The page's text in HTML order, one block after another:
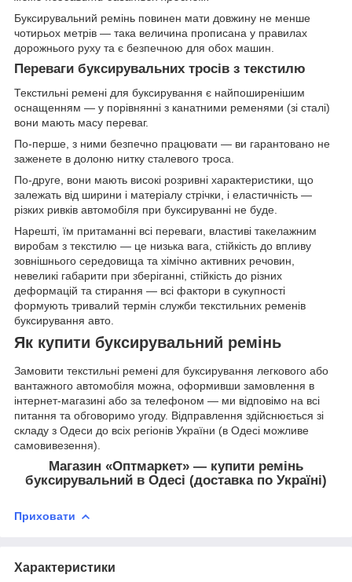
Буксирувальний ремінь повинен мати довжину не менше
чотирьох метрів — така величина прописана у правилах
дорожнього руху та є безпечною для обох машин.
Переваги буксирувальних тросів з текстилю
Текстильні ремені для буксирування є найпоширенішим
оснащенням — у порівнянні з канатними ременями (зі сталі)
вони мають масу переваг.
По-перше, з ними безпечно працювати — ви гарантовано не
заженете в долоню нитку сталевого троса.
По-друге, вони мають високі розривні характеристики, що
залежать від ширини і матеріалу стрічки, і еластичність —
різких ривків автомобіля при буксируванні не буде.
Нарешті, їм притаманні всі переваги, властиві такелажним
виробам з текстилю — це низька вага, стійкість до впливу
зовнішнього середовища та хімічно активних речовин,
невеликі габарити при зберіганні, стійкість до різних
деформацій та стирання — всі фактори в сукупності
формують тривалий термін служби текстильних ременів
буксирування авто.
Як купити буксирувальний ремінь
Замовити текстильні ремені для буксирування легкового або
вантажного автомобіля можна, оформивши замовлення в
інтернет-магазині або за телефоном — ми відповімо на всі
питання та обговоримо угоду. Відправлення здійснюється зі
складу з Одеси до всіх регіонів України (в Одесі можливе
самовивезення).
Магазин «Оптмаркет» — купити ремінь
буксирувальний в Одесі (доставка по Україні)
Приховати
Характеристики